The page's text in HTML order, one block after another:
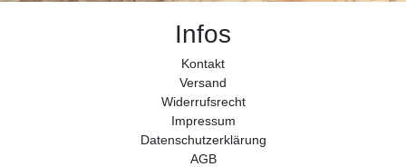
Infos
Kontakt
Versand
Widerrufs­recht
Impressum
Daten­schutz­erklärung
AGB